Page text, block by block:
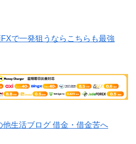
で一発狙うならこちらも最強